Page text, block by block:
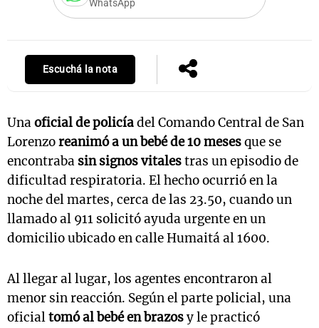
WhatsApp
Escuchá la nota
Unaoficial de policíadel Comando Central de San
Lorenzoreanimó a un bebé de 10 mesesque se
encontraba sin signos vitalestras un episodio de
dificultad respiratoria. El hecho ocurrió en la
noche del martes, cerca de las 23.50, cuando un
llamado al 911 solicitó ayuda urgente en un
domicilio ubicado en calle Humaitá al 1600.
Al llegar al lugar, los agentes encontraron al
menor sin reacción. Según el parte policial, una
oficialtomó al bebé en brazosy le practicó
Notas
Mundial 2026